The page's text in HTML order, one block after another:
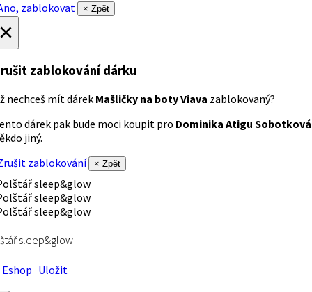
zablokovat
× Zpět
zablokování dárku
nechceš mít dárek Mašličky na boty Viava zablokovaný?
dárek pak bude moci koupit pro Dominika Atigu Sobotková
jiný.
zablokování
× Zpět
sleep&glow
Uložit